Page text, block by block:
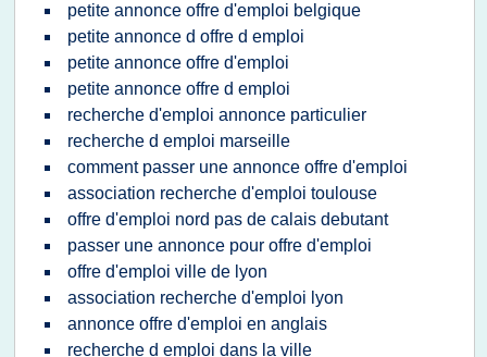
petite annonce offre d'emploi belgique
petite annonce d offre d emploi
petite annonce offre d'emploi
petite annonce offre d emploi
recherche d'emploi annonce particulier
recherche d emploi marseille
comment passer une annonce offre d'emploi
association recherche d'emploi toulouse
offre d'emploi nord pas de calais debutant
passer une annonce pour offre d'emploi
offre d'emploi ville de lyon
association recherche d'emploi lyon
annonce offre d'emploi en anglais
recherche d emploi dans la ville